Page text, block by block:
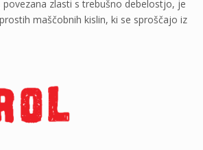
zlasti s trebušno debelostjo, je
maščobnih kislin, ki se sproščajo iz